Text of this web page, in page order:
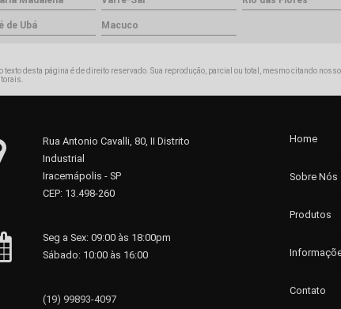
de Ubá Macuco
texto desta página é de direito reservado. Sua reprodução, parcial ou total, mesmo citando
Rua Antonio Cavalli, 80, II Distrito
Industrial
Iracemápolis - SP
CEP: 13.498-260
Seg a Sex: 09:00 às 18:00pm
Sábado: 10:00 às 16:00
(19) 99893-4097
Home
Sobre Nós
Produtos
Contato